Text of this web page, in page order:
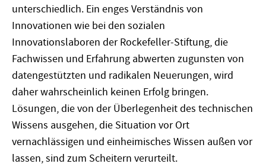
unterschiedlich. Ein enges Verständnis von
Innovationen wie bei den sozialen
Innovationslaboren der Rockefeller-Stiftung, die
Fachwissen und Erfahrung abwerten zugunsten von
datengestützten und radikalen Neuerungen, wird
daher wahrscheinlich keinen Erfolg bringen.
Lösungen, die von der Überlegenheit des technischen
Wissens ausgehen, die Situation vor Ort
vernachlässigen und einheimisches Wissen außen vor
lassen, sind zum Scheitern verurteilt.